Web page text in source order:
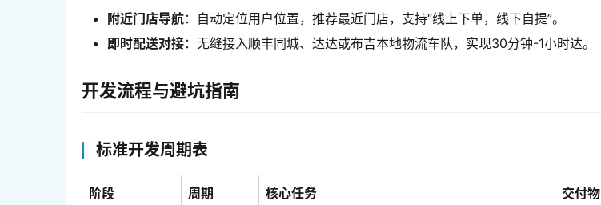
附近门店导航：自动定位用户位置，推荐最近门店，支持“线上下单，线下自提”。
即时配送对接：无缝接入顺丰同城、达达或布吉本地物流车队，实现30分钟-1小时达。
开发流程与避坑指南
标准开发周期表
阶段 周期 核心任务 交付物